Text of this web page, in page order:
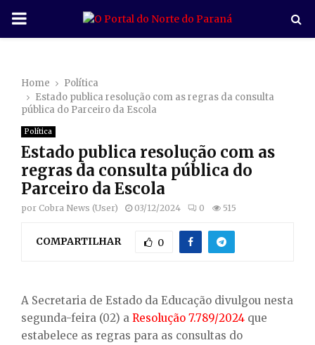
P
M
A
R
E
Home
Política
Estado publica resolução com as regras da consulta
pública do Parceiro da Escola
Política
Estado publica resolução com as
regras da consulta pública do
Parceiro da Escola
por Cobra News (User) 03/12/2024 0 515
COMPARTILHAR 0
A Secretaria de Estado da Educação divulgou nesta
segunda-feira (02) a Resolução 7.789/2024 que
estabelece as regras para as consultas do